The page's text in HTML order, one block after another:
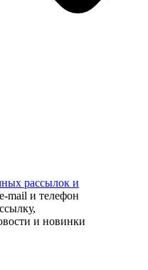
рассылок и
и телефон
и новинки